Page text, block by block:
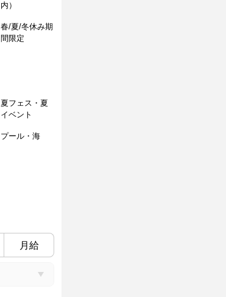
内）
春/夏/冬休み期
間限定
夏フェス・夏
イベント
プール・海
月給